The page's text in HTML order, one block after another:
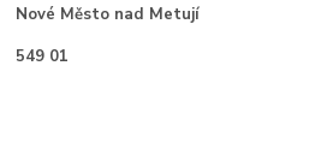
Nové Město nad Metují
549 01